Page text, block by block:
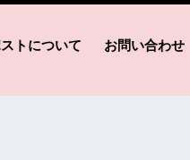
トについて お問い合わせ